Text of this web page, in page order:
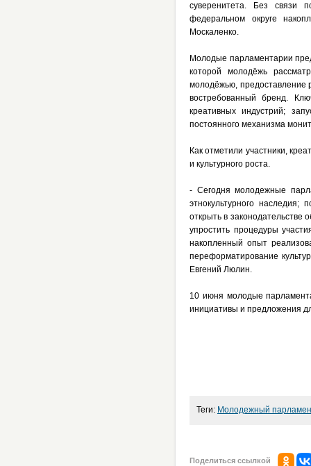
суверенитета. Без связи
федеральном округе
Москаленко.
Молодые парламентарии
которой молодёжь
молодёжью, предоставление
востребованный бренд.
креативных индустрий;
постоянного механизма
Как отметили участники,
и культурного роста.
- Сегодня молодежные
этнокультурного
открыть в
упростить процедуры
накопленный опыт
переформатирование
Евгений Люлин.
10 июня молодые
инициативы и предложения
Теги: Молодежный
Поделиться ссылкой